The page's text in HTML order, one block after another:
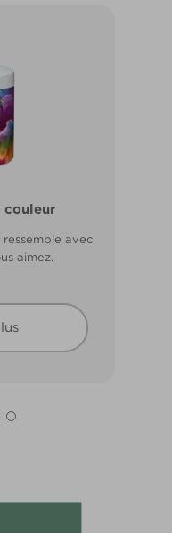
couleur
avec
aimez.
Boiseries et
Résiste